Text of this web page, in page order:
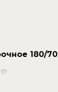
180/70
р.